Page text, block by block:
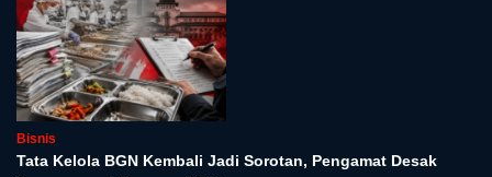
Bisnis
Tata Kelola BGN Kembali Jadi Sorotan, Pengamat Desak